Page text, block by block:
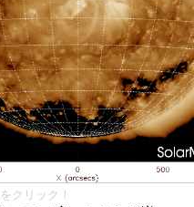
クリック！